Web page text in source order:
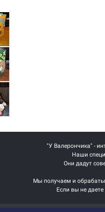
"У Валерончика" -
Наши
Они дадут
Мы получаем и
Если вы не